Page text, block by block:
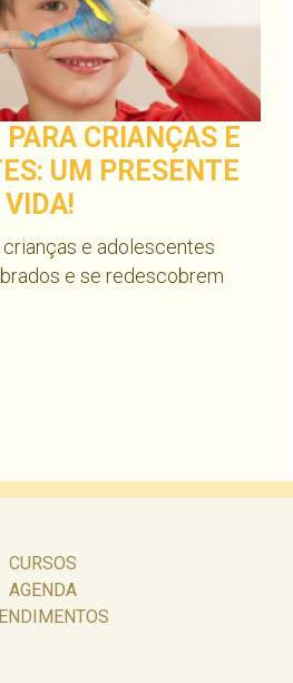
CRIANÇAS E
UM PRESENTE
VIDA!
crianças e adolescentes
e se redescobrem
CURSOS
AGENDA